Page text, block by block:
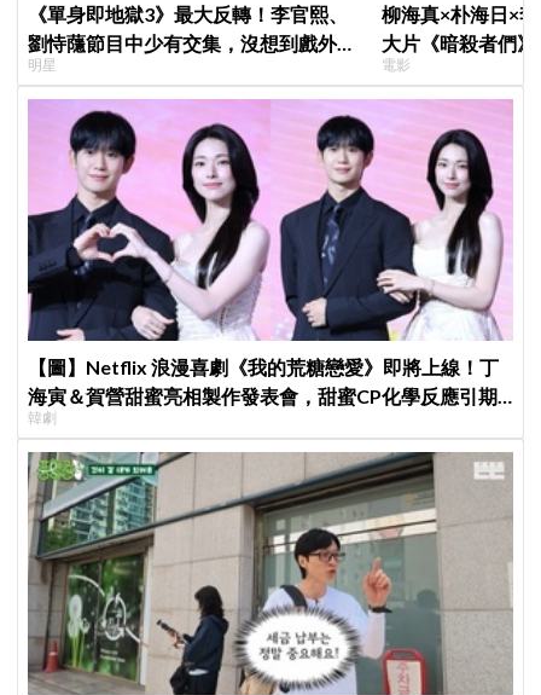
《單身即地獄3》最大反轉！李官熙、
劉恃蘟節目中少有交集，沒想到戲外低
調交往成真，甜蜜約會照曝光
明星
柳海真×朴海日×
大片《暗殺者們
1974韓第一夫人
電影
【圖】Netflix 浪漫喜劇《我的荒糖戀愛》即將上線！丁
海寅＆賀營甜蜜亮相製作發表會，甜蜜CP化學反應引期
待
韓劇